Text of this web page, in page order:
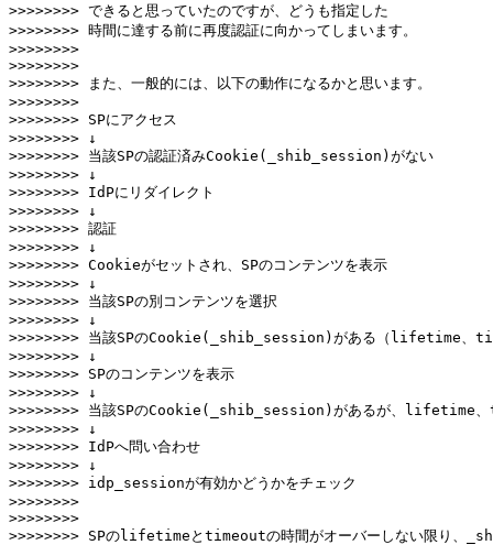
>>>>>>>> できると思っていたのですが、どうも指定した
>>>>>>>> 時間に達する前に再度認証に向かってしまいます。
>>>>>>>>
>>>>>>>>
>>>>>>>> また、一般的には、以下の動作になるかと思います。
>>>>>>>>
>>>>>>>> SPにアクセス
>>>>>>>> ↓
>>>>>>>> 当該SPの認証済みCookie(_shib_session)がない
>>>>>>>> ↓
>>>>>>>> IdPにリダイレクト
>>>>>>>> ↓
>>>>>>>> 認証
>>>>>>>> ↓
>>>>>>>> Cookieがセットされ、SPのコンテンツを表示
>>>>>>>> ↓
>>>>>>>> 当該SPの別コンテンツを選択
>>>>>>>> ↓
>>>>>>>> 当該SPのCookie(_shib_session)がある（lifetime、
>>>>>>>> ↓
>>>>>>>> SPのコンテンツを表示
>>>>>>>> ↓
>>>>>>>> 当該SPのCookie(_shib_session)があるが、lifetime
>>>>>>>> ↓
>>>>>>>> IdPへ問い合わせ
>>>>>>>> ↓
>>>>>>>> idp_sessionが有効かどうかをチェック
>>>>>>>>
>>>>>>>>
>>>>>>>> SPのlifetimeとtimeoutの時間がオーバーしない限り、